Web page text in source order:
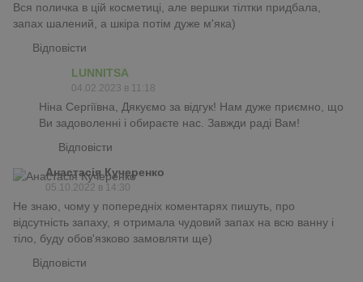
Вся поличка в цій косметиці, але вершки тілтки придбала,
запах шалений, а шкіра потім дуже м'яка)
Відповісти
LUNNITSA
04.02.2023 в 11:18
Ніна Сергіївна, Дякуємо за відгук! Нам дуже приємно, що
Ви задоволенні і обираєте нас. Завжди раді Вам!
Відповісти
Анастасія Кучеренко
05.10.2022 в 14:30
Не знаю, чому у попередніх коментарях пишуть, про
відсутність запаху, я отримала чудовий запах на всю ванну і
тіло, буду обов'язково замовляти ще)
Відповісти